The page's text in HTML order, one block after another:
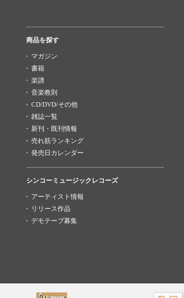
商品を探す
マガジン
書籍
楽譜
音楽教則
CD/DVD/その他
雑誌一覧
新刊・既刊情報
売れ筋ランキング
発売日カレンダー
シンコーミュージックレコーズ
アーティスト情報
リリース作品
デモテープ募集